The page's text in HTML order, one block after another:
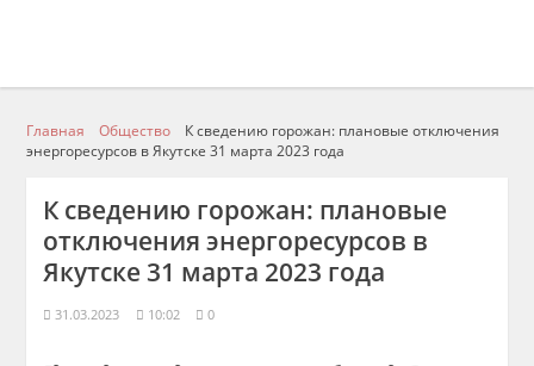
Главная Общество
К сведению горожан: плановые отключения
энергоресурсов в Якутске 31 марта 2023 года
К сведению горожан: плановые
отключения энергоресурсов в
Якутске 31 марта 2023 года
31.03.2023 10:02 0